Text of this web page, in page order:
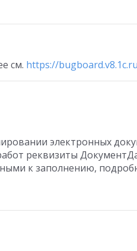
см. https://
электронных
реквизиты
к заполнению,